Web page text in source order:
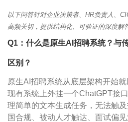
以下问答针对企业决策者、HR负责人、
高频关切，提供结构化、可验证的深度解
Q1 ：什么是原生AI 招聘系统？与
区别？
原生AI招聘系统从底层架构开始
现有系统上外挂一个ChatGPT接
理简单的文本生成任务，无法触
国合规、被动人才触达、面试偏见